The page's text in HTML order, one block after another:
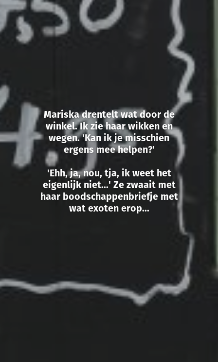
Mariska drentelt wat door de
winkel. Ik zie haar wikken en
wegen. 'Kan ik je misschien
ergens mee helpen?'
'Ehh, ja, nou, tja, ik weet het
eigenlijk niet...' Ze zwaait met
haar boodschappenbriefje met
wat exoten erop...